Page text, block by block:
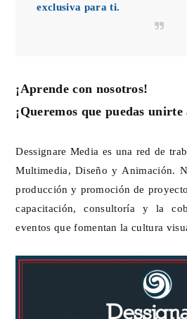
exclusiva para ti.
¡Aprende con nosotros!
¡Queremos que puedas
Dessignare Media es una red de
Multimedia, Diseño y Animación.
producción y promoción de
capacitación, consultoría y la
eventos que fomentan la cultura